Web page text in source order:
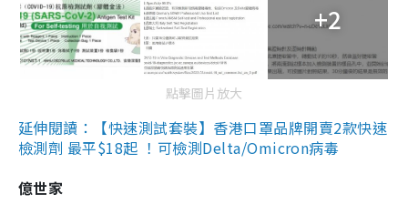
+2
點擊圖片放大
延伸閱讀：【快速測試套裝】香港口罩品牌開賣2款快速
檢測劑 最平$18起 ！可檢測Delta/Omicron病毒
億世家